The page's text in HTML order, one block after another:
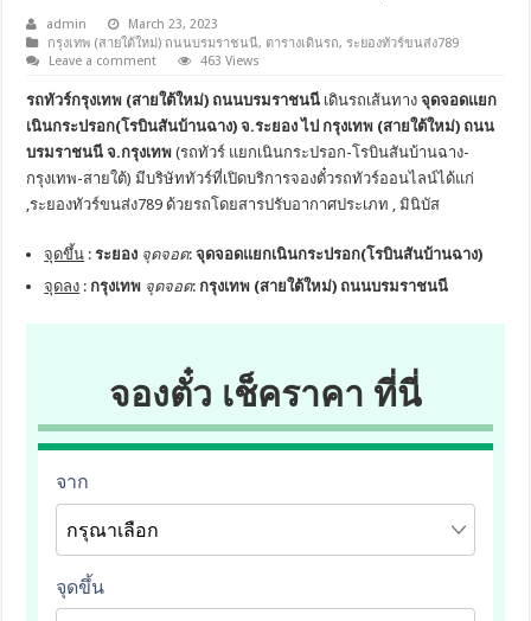
admin
March 23, 2023
กรุงเทพ (สายใต้ใหม่) ถนนบรมราชนนี, ตารางเดินรถ, ระยองทัวร์ขนส่ง789
Leave a comment
463 Views
รถทัวร์กรุงเทพ (สายใต้ใหม่) ถนนบรมราชนนี เดินรถเส้นทางจุดจอดแยก
เนินกระปรอก(โรบินสันบ้านฉาง) จ.ระยอง ไป กรุงเทพ (สายใต้ใหม่) ถนน
บรมราชนนี จ.กรุงเทพ (รถทัวร์ แยกเนินกระปรอก-โรบินสันบ้านฉาง-
กรุงเทพ-สายใต้) มีบริษัททัวร์ที่เปิดบริการจองตั๋วรถทัวร์ออนไลน์ได้แก่
,ระยองทัวร์ขนส่ง789 ด้วยรถโดยสารปรับอากาศประเภท , มินิบัส
จุดขึ้น :ระยอง จุดจอด:จุดจอดแยกเนินกระปรอก(โรบินสันบ้านฉาง)
จุดลง :กรุงเทพ จุดจอด:กรุงเทพ (สายใต้ใหม่) ถนนบรมราชนนี
จองตั๋ว เช็คราคา ที่นี่